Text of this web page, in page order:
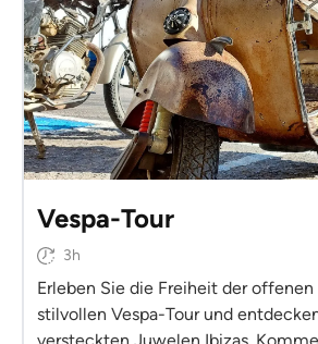
Vespa-Tour
3h
Erleben Sie die Freiheit der
stilvollen Vespa-Tour und